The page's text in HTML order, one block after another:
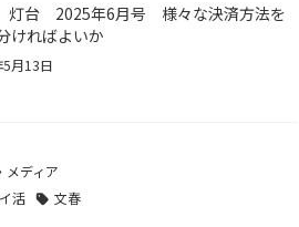
台 2025年6月号 様々な決済方法を
ければよいか
月13日
メディア
活 文春